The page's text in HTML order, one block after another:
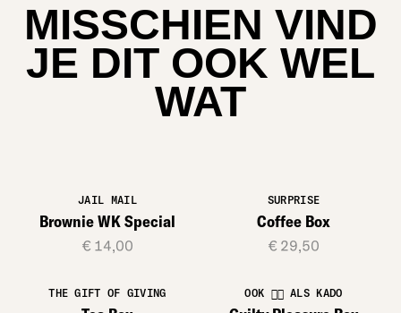
MISSCHIEN VIND
JE DIT OOK WEL
WAT
JAIL MAIL
Brownie WK Special
€ 14,00
SURPRISE
Coffee Box
€ 29,50
THE GIFT OF GIVING OOK 👍🏻 ALS KADO